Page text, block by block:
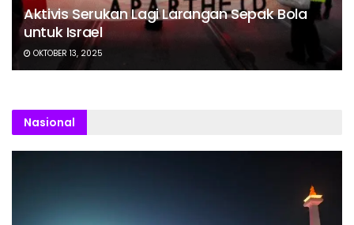
Aktivis Serukan Lagi Larangan Sepak Bola
untuk Israel
OKTOBER 13, 2025
Nasional